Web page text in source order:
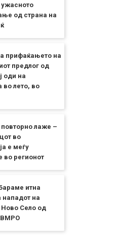
од страна на
прифаќањето на
предлог од
оди на
во лето, во
лаже –
во
е меѓу
во регионот
итна
нападот на
Ново Село од
ВМРО